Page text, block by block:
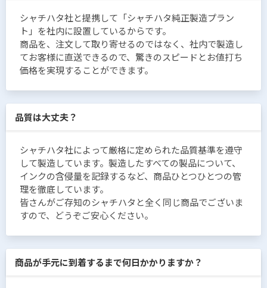
シャチハタ社と提携して「シャチハタ純正製造プラン
ト」を社内に設置しているからです。
商品を、注文して取り寄せるのではなく、社内で製造し
てお客様に直送できるので、驚きのスピードとお値打ち
価格を実現することができます。
品質は大丈夫？
シャチハタ社によって厳格に定められた品質基準を遵守
して製造しています。製造したすべての製品について、
インクの含侵量を記録するなど、商品ひとつひとつの管
理を徹底しています。
皆さんがご存知のシャチハタと全く同じ商品でございま
すので、どうぞご安心ください。
商品が手元に到着するまで何日かかりますか？